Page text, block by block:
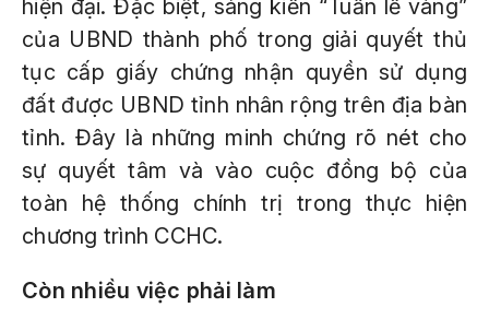
hiện đại. Đặc biệt, sáng kiến “Tuần lễ vàng”
của UBND thành phố trong giải quyết thủ
tục cấp giấy chứng nhận quyền sử dụng
đất được UBND tỉnh nhân rộng trên địa bàn
tỉnh. Đây là những minh chứng rõ nét cho
sự quyết tâm và vào cuộc đồng bộ của
toàn hệ thống chính trị trong thực hiện
chương trình CCHC.
Còn nhiều việc phải làm